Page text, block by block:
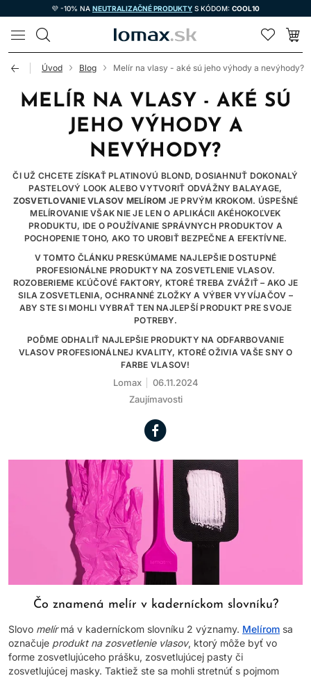
💜 -10% NA NEUTRALIZAČNÉ PRODUKTY S KÓDOM: COOL10
LOMAX
Úvod Blog Melír na vlasy - aké sú jeho výhody a nevýhody?
MELÍR NA VLASY - AKÉ SÚ
JEHO VÝHODY A
NEVÝHODY?
ČI UŽ CHCETE ZÍSKAŤ PLATINOVÚ BLOND, DOSIAHNUŤ DOKONALÝ
PASTELOVÝ LOOK ALEBO VYTVORIŤ ODVÁŽNY BALAYAGE,
ZOSVETLOVANIE VLASOV MELÍROM JE PRVÝM KROKOM. ÚSPEŠNÉ
MELÍROVANIE VŠAK NIE JE LEN O APLIKÁCII AKÉHOKOĽVEK
PRODUKTU, IDE O POUŽÍVANIE SPRÁVNYCH PRODUKTOV A
POCHOPENIE TOHO, AKO TO UROBIŤ BEZPEČNE A EFEKTÍVNE.
V TOMTO ČLÁNKU PRESKÚMAME NAJLEPŠIE DOSTUPNÉ
PROFESIONÁLNE PRODUKTY NA ZOSVETLENIE VLASOV.
ROZOBERIEME KĽÚČOVÉ FAKTORY, KTORÉ TREBA ZVÁŽIŤ – AKO JE
SILA ZOSVETLENIA, OCHRANNÉ ZLOŽKY A VÝBER VYVÍJAČOV –
ABY STE SI MOHLI VYBRAŤ TEN NAJLEPŠÍ PRODUKT PRE SVOJE
POTREBY.
POĎME ODHALIŤ NAJLEPŠIE PRODUKTY NA ODFARBOVANIE
VLASOV PROFESIONÁLNEJ KVALITY, KTORÉ OŽIVIA VAŠE SNY O
FARBE VLASOV!
Lomax
06.11.2024
Zaujímavosti
Čo znamená melír v kaderníckom slovníku?
Slovo melírmá v kaderníckom slovníku 2 významy. Melírom sa
označuje produkt na zosvetlenie vlasov, ktorý môže byť vo
forme zosvetlujúceho prášku, zosvetlujúcej pasty či
zosvetlujúcej masky. Taktiež ste sa mohli stretnúť s pojmom